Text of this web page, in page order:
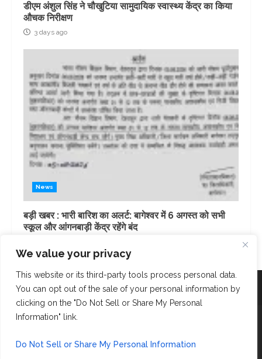
We value your privacy
This website or its third-party tools process personal data.
You can opt out of the sale of your personal information by
clicking on the "Do Not Sell or Share My Personal
Information" link.
Do Not Sell or Share My Personal Information
डीएम अंशुल सिंह ने चौखुटिया सामुदायिक स्वास्थ्य केंद्र का किया
औचक निरीक्षण
3 days ago
News
बड़ी खबर : भारी बारिश का अलर्ट: बागेश्वर में 6 अगस्त को सभी
स्कूल और आंगनबाड़ी केंद्र रहेंगे बंद
FacebookInstagram
Twitter
Copyright © AK Fast News 2023. Powered and Designed
Contact Us: 6397907972